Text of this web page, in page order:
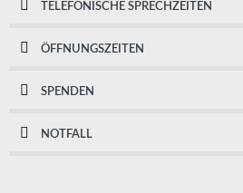
TELEFONISCHE SPRECHZEITEN
ÖFFNUNGSZEITEN
SPENDEN
NOTFALL